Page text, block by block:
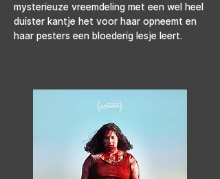
mysterieuze vreemdeling met een wel heel
duister kantje het voor haar opneemt en
haar pesters een bloederig lesje leert.